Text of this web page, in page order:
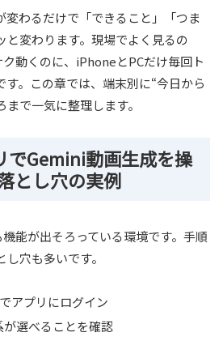
変わるだけで「できること」「つま
と変わります。現場でよく見るの
動くのに、iPhoneとPCだけ毎回ト
す。この章では、端末別に“今日から
で一気に整理します。
でGemini動画生成を操
とし穴の実例
能が出そろっている環境です。手順
穴も多いです。
アプリにログイン
選べることを確認